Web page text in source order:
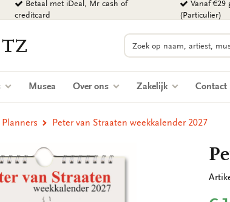
Betaal met iDeal, Mr cash of
creditcard
Vanaf €29
(Particulier)
Zoeken
Musea Over ons Zakelijk Contact
Peter van Straaten weekkalender 2027